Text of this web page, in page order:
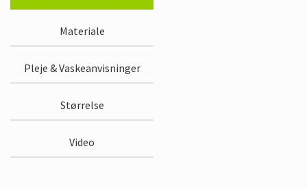
Materiale
Pleje & Vaskeanvisninger
Størrelse
Video